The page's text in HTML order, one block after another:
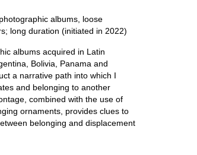
albums, loose
long duration (initiated in 2022)
albums acquired in Latin
Bolivia, Panama and
a narrative path into which I
and belonging to another
combined with the use of
ornaments, provides clues to
belonging and displacement